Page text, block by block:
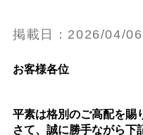
掲載日：2026/04/06
お客様各位
平素は格別のご高配を賜
さて、誠に勝手ながら下